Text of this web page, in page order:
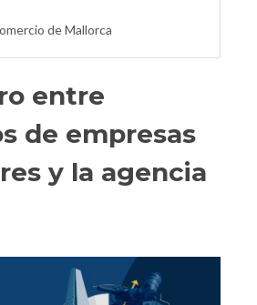
de Mallorca
entre
de empresas
y la agencia